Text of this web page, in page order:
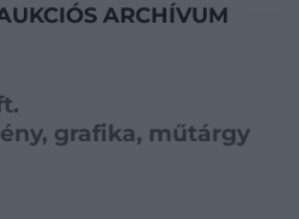
ARCHÍVUM
grafika, műtárgy